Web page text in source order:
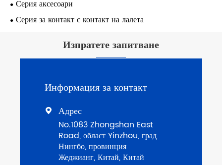
Серия аксесоари
Серия за контакт с контакт на лалета
Изпратете запитване
Информация за контакт
 Адрес
No.1083 Zhongshan East
Road, област Yinzhou, град
Нингбо, провинция
Жеджианг, Китай, Китай